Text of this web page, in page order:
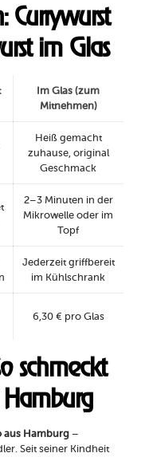
Currywurst
im Glas
Im Glas (zum
Mitnehmen)
Heiß gemacht
zuhause, original
Geschmack
2–3 Minuten in der
Mikrowelle oder im
Topf
Jederzeit griffbereit
im Kühlschrank
6,30 € pro Glas
schmeckt
aus Hamburg–
Seit seiner Kindheit